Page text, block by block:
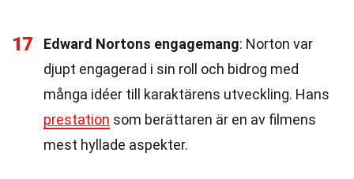
17 Edward Nortons engagemang: Norton var
djupt engagerad i sin roll och bidrog med
många idéer till karaktärens utveckling. Hans
prestation som berättaren är en av filmens
mest hyllade aspekter.